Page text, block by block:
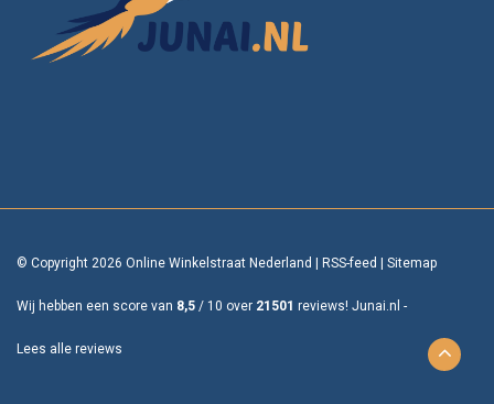
© Copyright 2026 Online Winkelstraat Nederland RSS-feed Sitemap
Wij hebben een score van 8,5 / 10 over 21501 reviews! Junai.nl -
Lees alle reviews